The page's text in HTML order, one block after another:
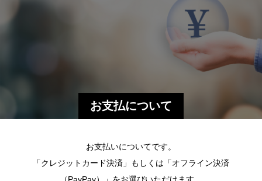
お支払について
お支払いについてです。
「クレジットカード決済」もしくは「オフライン決済